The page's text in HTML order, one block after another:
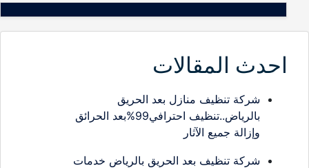
احدث المقالات
شركة تنظيف منازل بعد الحريق
بالرياض..تنظيف احترافي99%بعد الحرائق
وإزالة جميع الآثار
شركة تنظيف بعد الحريق بالرياض خدمات